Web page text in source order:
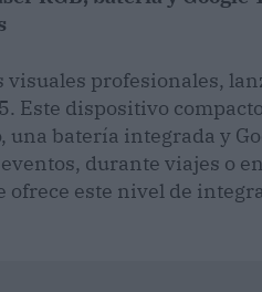
profesionales,
Este dispositivo
batería integrada y
durante viajes o
ofrece este nivel de